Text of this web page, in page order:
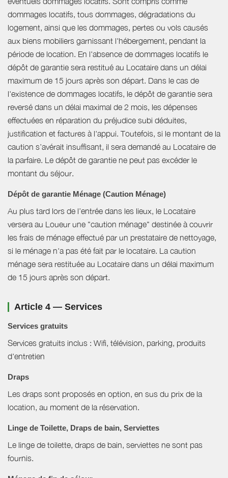
dommages locatifs, tous dommages, dégradations du
logement, ainsi que les dommages, pertes ou vols causés
aux biens mobiliers garnissant l'hébergement, pendant la
période de location. En l'absence de dommages locatifs le
dépôt de garantie sera restitué au Locataire dans un délai
maximum de 15 jours après son départ. Dans le cas de
l'existence de dommages locatifs, le dépôt de garantie sera
reversé dans un délai maximal de 2 mois, les dépenses
effectuées en réparation du préjudice subi déduites,
justification et factures à l'appui. Toutefois, si le montant de la
caution s’avérait insuffisant, il sera demandé au Locataire de
la parfaire. Le dépôt de garantie ne peut pas excéder le
montant du séjour.
Dépôt de garantie Ménage (Caution Ménage)
Au plus tard lors de l’entrée dans les lieux, le Locataire
versera au Loueur une "caution ménage" destinée à couvrir
les frais de ménage effectué par un prestataire de nettoyage,
si le ménage n'a pas été fait par le locataire. La caution
ménage sera restituée au Locataire dans un délai maximum
de 15 jours après son départ.
Article 4 — Services
Services gratuits
Services gratuits inclus : Wifi, télévision, parking, produits
d'entretien
Draps
Les draps sont proposés en option, en sus du prix de la
location, au moment de la réservation.
Linge de Toilette, Draps de bain, Serviettes
Le linge de toilette, draps de bain, serviettes ne sont pas
fournis.